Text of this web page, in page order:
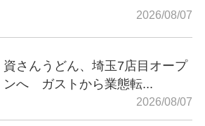
2026/08/07
資さんうどん、埼玉7店目オープ
ンへ ガストから業態転...
2026/08/07